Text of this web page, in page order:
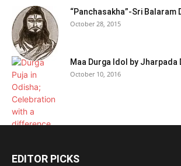
“Panchasakha”-Sri Balaram
October 28, 2015
Maa Durga Idol by Jharpada
October 10, 2016
EDITOR PICKS